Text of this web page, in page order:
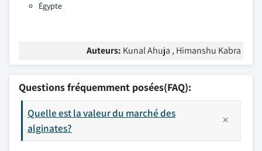
Égypte
Auteurs: Kunal Ahuja , Himanshu Kabra
Questions fréquemment posées(FAQ):
Quelle est la valeur du marché des
alginates?